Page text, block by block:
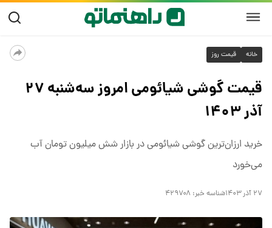
خانه قیمت روز
قیمت گوشی شیائومی امروز سه‌شنبه ۲۷
آذر ۱۴۰۳
خرید ارزان‌ترین گوشی شیائومی در بازار شش میلیون تومان آب
می‌خورد
۲۷ آذر ۱۴۰۳ شناسه خبر: ۴۲۹۷۰۸